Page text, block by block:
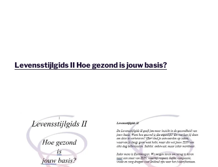
Levensstijlgids II Hoe gezond is jouw basis?